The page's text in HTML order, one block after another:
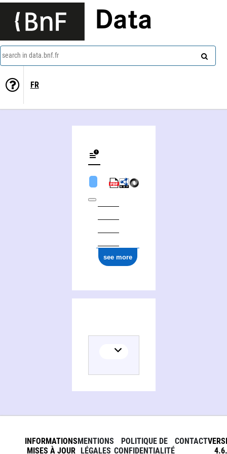
Data
search in data.bnf.fr
FR
see more
INFORMATIONS
MISES À JOUR
MENTIONS
LÉGALES
POLITIQUE DE
CONFIDENTIALITÉ
CONTACT